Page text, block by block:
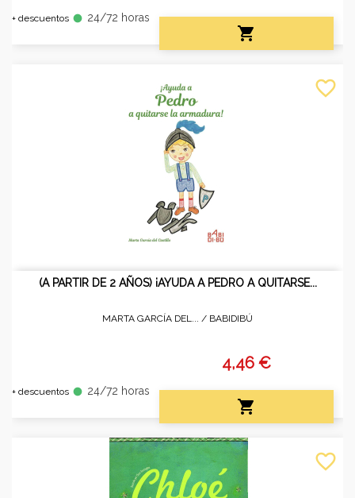
+ descuentos fiber_manual_record 24/72 horas

(A PARTIR DE 2 AÑOS) ¡AYUDA A PEDRO A QUITARSE...
MARTA GARCÍA DEL... / BABIDIBÚ
+ descuentos fiber_manual_record 24/72 horas
4,46 €

favorite_border
favorite_border